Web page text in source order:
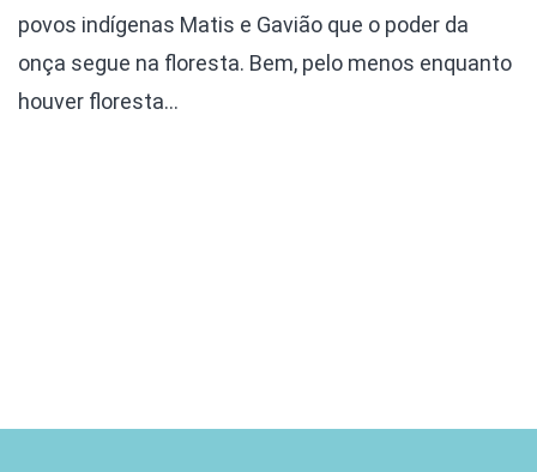
povos indígenas Matis e Gavião que o poder da
onça segue na floresta. Bem, pelo menos enquanto
houver floresta…